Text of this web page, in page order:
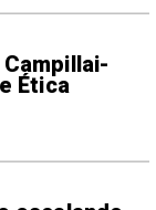
Ética